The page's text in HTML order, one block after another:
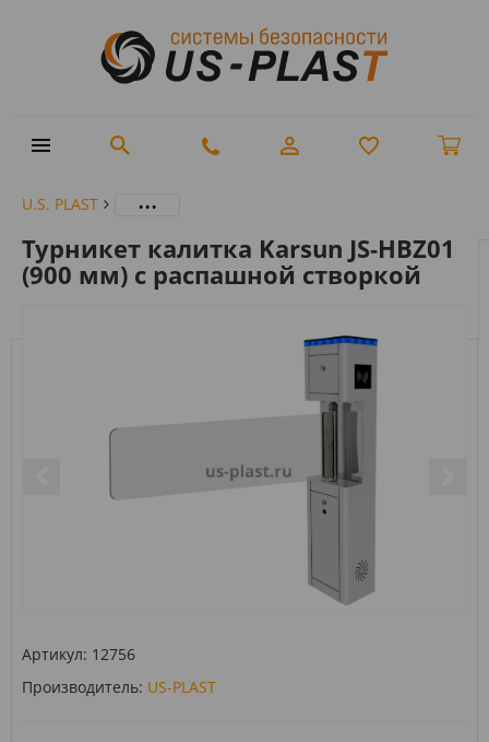
U.S. PLAST ...
Турникет калитка Karsun JS-HBZ01
(900 мм) с распашной створкой
Артикул: 12756
Производитель: US-PLAST